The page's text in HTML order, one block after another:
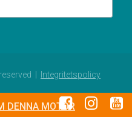
DENNA MOTOR
| Integritetspolicy